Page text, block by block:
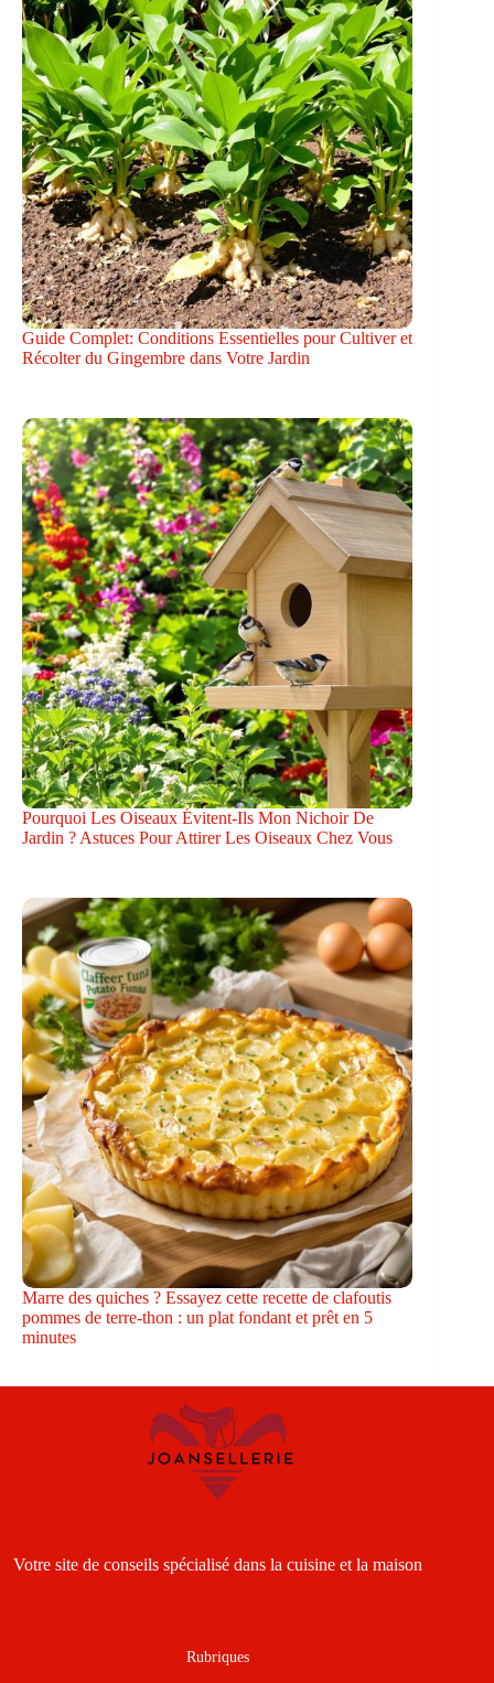
Guide Complet: Conditions Essentielles pour Cultiver et
Récolter du Gingembre dans Votre Jardin
Pourquoi Les Oiseaux Évitent-Ils Mon Nichoir De
Jardin ? Astuces Pour Attirer Les Oiseaux Chez Vous
Marre des quiches ? Essayez cette recette de clafoutis
pommes de terre-thon : un plat fondant et prêt en 5
minutes
Votre site de conseils spécialisé dans la cuisine et la maison
Rubriques